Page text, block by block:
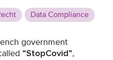
Data Compliance
government
“StopCovid”,